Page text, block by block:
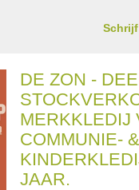
DE ZON -
MERKKLEDIJ
COMMUNIE- &
JAAR.